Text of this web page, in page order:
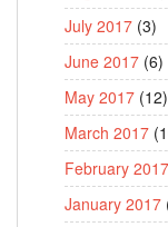
July 2017 (3)
June 2017 (6)
May 2017 (12)
March 2017
February 2017
January 2017